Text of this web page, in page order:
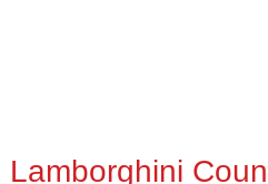
Lamborghini